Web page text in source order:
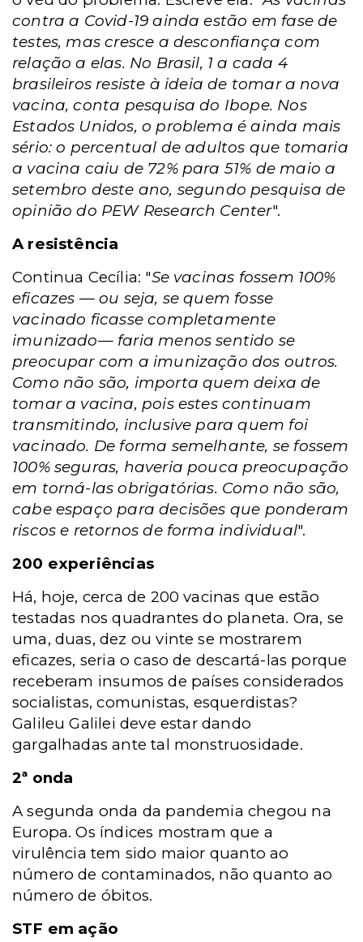
contra a Covid-19 ainda estão em fase de
testes, mas cresce a desconfiança com
relação a elas. No Brasil, 1 a cada 4
brasileiros resiste à ideia de tomar a nova
vacina, conta pesquisa do Ibope. Nos
Estados Unidos, o problema é ainda mais
sério: o percentual de adultos que tomaria
a vacina caiu de 72% para 51% de maio a
setembro deste ano, segundo pesquisa de
opinião do PEW Research Center".
A resistência
Continua Cecília: "Se vacinas fossem 100%
eficazes — ou seja, se quem fosse
vacinado ficasse completamente
imunizado— faria menos sentido se
preocupar com a imunização dos outros.
Como não são, importa quem deixa de
tomar a vacina, pois estes continuam
transmitindo, inclusive para quem foi
vacinado. De forma semelhante, se fossem
100% seguras, haveria pouca preocupação
em torná-las obrigatórias. Como não são,
cabe espaço para decisões que ponderam
riscos e retornos de forma individual".
200 experiências
Há, hoje, cerca de 200 vacinas que estão
testadas nos quadrantes do planeta. Ora, se
uma, duas, dez ou vinte se mostrarem
eficazes, seria o caso de descartá-las porque
receberam insumos de países considerados
socialistas, comunistas, esquerdistas?
Galileu Galilei deve estar dando
gargalhadas ante tal monstruosidade.
2ª onda
A segunda onda da pandemia chegou na
Europa. Os índices mostram que a
virulência tem sido maior quanto ao
número de contaminados, não quanto ao
número de óbitos.
STF em ação